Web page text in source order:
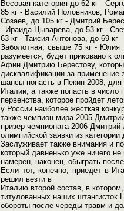
Весовая категория до 62 кг -
85 кг - Василий Половников,
Созаев, до 105 кг - Дмитрий
- Ираида Цыварева, до 53 кг -
63 кг - Таисия Антонова, до 69 кг
Заболотная, свыше 75 кг -
разумеется, будет приковано к
Афин Дмитрию Берестову,
дисквалификации за
шансы попасть в Пекин-2008, для
Италии, а также попасть в число
первенства, которое пройдет
у России наиболее жесткая
также чемпион мира-2005
призер чемпионата-2006
олимпийской заявки из
Заслуживает также внимания и
который давненько уже ничего
намерен, наконец, обыграть
Если тот, конечно, приедет в
решил везти в
Италию второй состав, в
титулованных наших штангисток
обороты после череды травм и